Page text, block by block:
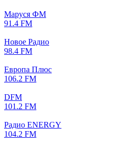
Маруся ФМ
91.4 FM
Новое Радио
98.4 FM
Европа Плюс
106.2 FM
DFM
101.2 FM
Радио ENERGY
104.2 FM